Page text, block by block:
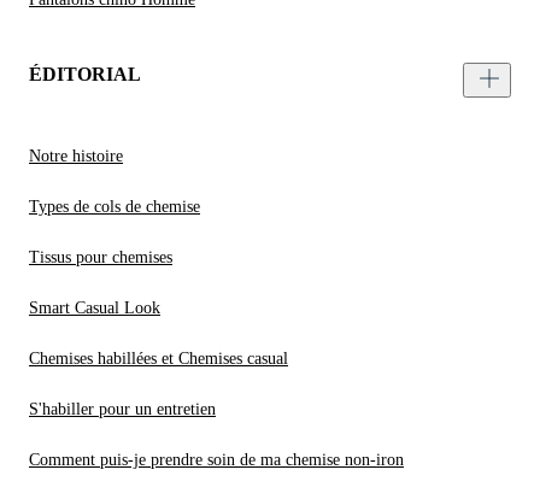
ÉDITORIAL
Notre histoire
Types de cols de chemise
Tissus pour chemises
Smart Casual Look
Chemises habillées et Chemises casual
S'habiller pour un entretien
Comment puis-je prendre soin de ma chemise non-iron